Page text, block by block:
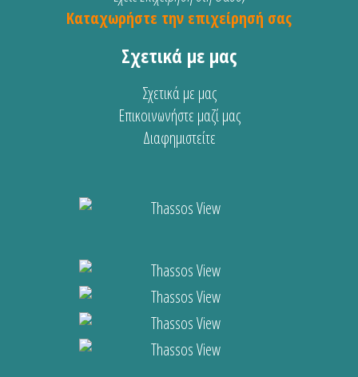
Καταχωρήστε την επιχείρησή σας
Σχετικά με μας
Σχετικά με μας
Επικοινωνήστε μαζί μας
Διαφημιστείτε